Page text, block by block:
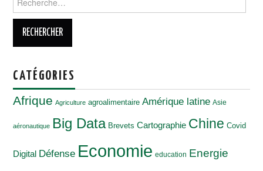
CATÉGORIES
Afrique Agriculture agroalimentaire Amérique latine Asie
aéronautique Big Data Brevets Cartographie Chine Covid
Digital Défense Economie education Energie